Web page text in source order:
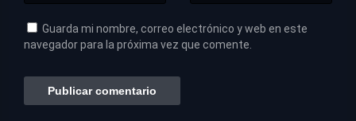
Guarda mi nombre, correo electrónico y web en este
navegador para la próxima vez que comente.